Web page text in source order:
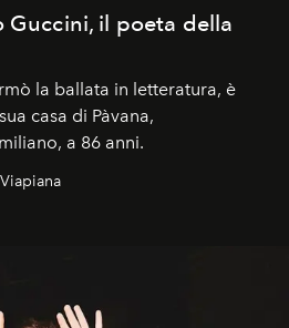
Guccini, il poeta della
la ballata in letteratura, è
casa di Pàvana,
a 86 anni.